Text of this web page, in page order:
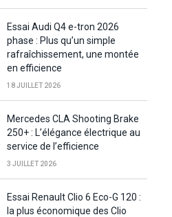
Essai Audi Q4 e-tron 2026
phase : Plus qu’un simple
rafraîchissement, une montée
en efficience
18 JUILLET 2026
Mercedes CLA Shooting Brake
250+ : L’élégance électrique au
service de l’efficience
3 JUILLET 2026
Essai Renault Clio 6 Eco-G 120 :
la plus économique des Clio